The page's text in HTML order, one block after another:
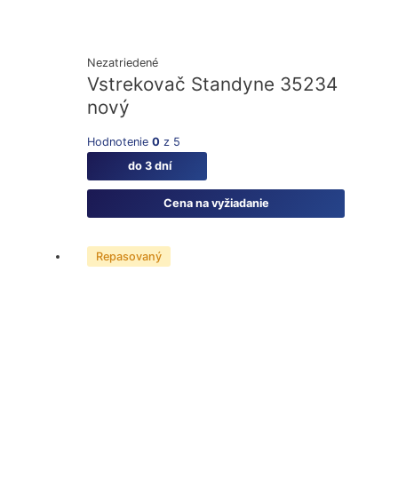
Nezatriedené
Vstrekovač Standyne 35234
nový
Hodnotenie0 z 5
do 3 dní
Cena na vyžiadanie
Repasovaný